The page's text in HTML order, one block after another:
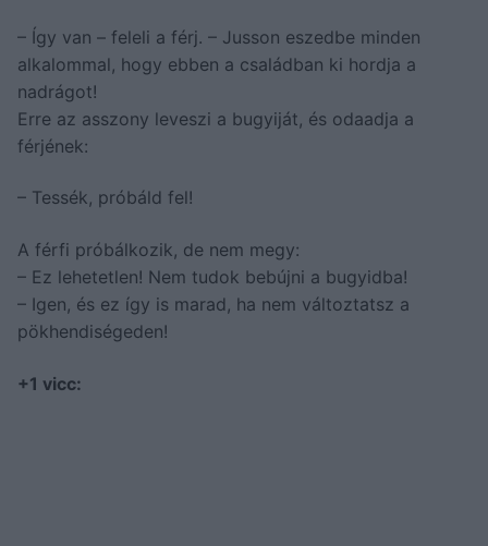
– Így van – feleli a férj. – Jusson eszedbe minden
alkalommal, hogy ebben a családban ki hordja a
nadrágot!
Erre az asszony leveszi a bugyiját, és odaadja a
férjének:
– Tessék, próbáld fel!
A férfi próbálkozik, de nem megy:
– Ez lehetetlen! Nem tudok bebújni a bugyidba!
– Igen, és ez így is marad, ha nem változtatsz a
pökhendiségeden!
+1 vicc: